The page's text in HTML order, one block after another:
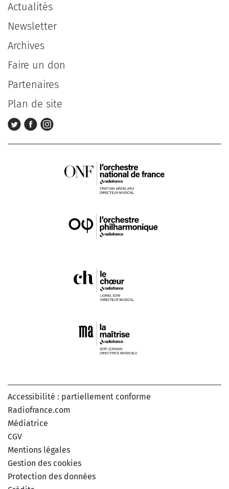
Actualités
Newsletter
Archives
Faire un don
Partenaires
Plan de site
Accessibilité : partiellement conforme
Radiofrance.com
Médiatrice
CGV
Mentions légales
Gestion des cookies
Protection des données